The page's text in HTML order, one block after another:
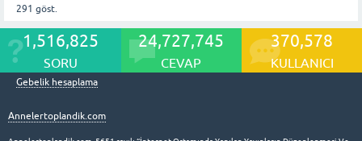
291 göst.
1,516,825
SORU
24,727,745
CEVAP
370,578
KULLANICI
Gebelik hesaplama
Annelertoplandik.com